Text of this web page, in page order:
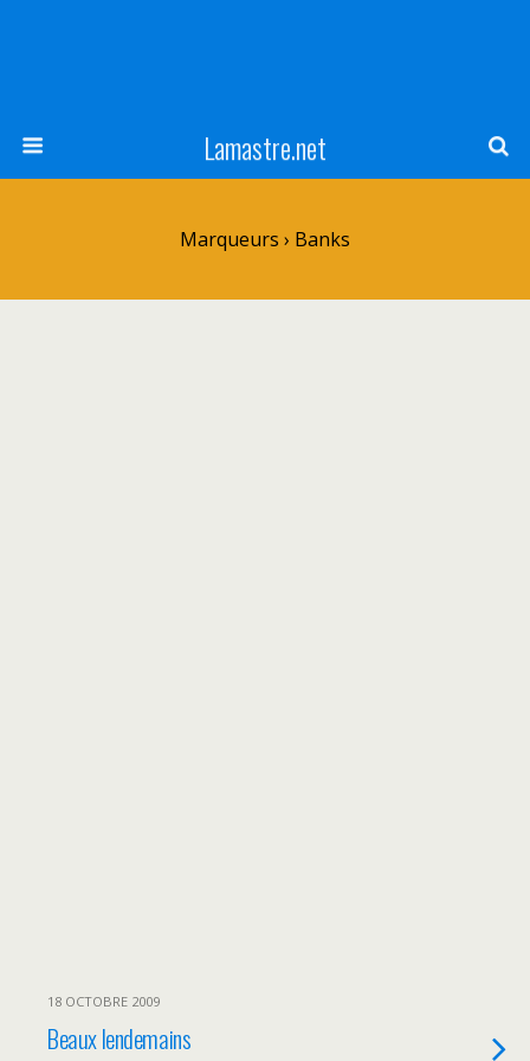
Lamastre.net
Marqueurs › Banks
18 OCTOBRE 2009
Beaux lendemains